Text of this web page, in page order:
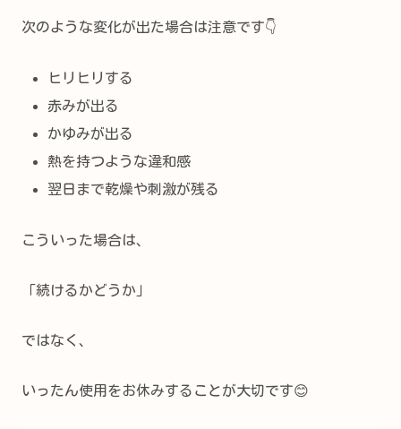
次のような変化が出た場合は注意です👇
ヒリヒリする
赤みが出る
かゆみが出る
熱を持つような違和感
翌日まで乾燥や刺激が残る
こういった場合は、
「続けるかどうか」
ではなく、
いったん使用をお休みすることが大切です😊